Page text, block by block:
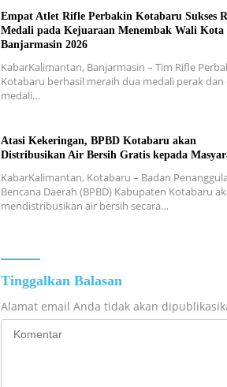
Empat Atlet Rifle Perbakin Kotabaru Sukses
Medali pada Kejuaraan Menembak Wali Kota
Banjarmasin 2026
KabarKalimantan, Banjarmasin – Tim Rifle
Kotabaru berhasil meraih dua medali perak dan
medali…
Atasi Kekeringan, BPBD Kotabaru akan
Distribusikan Air Bersih Gratis kepada
KabarKalimantan, Kotabaru – Badan
Bencana Daerah (BPBD) Kabupaten Kotabaru
mendistribusikan air bersih secara…
Tinggalkan Balasan
Alamat email Anda tidak akan